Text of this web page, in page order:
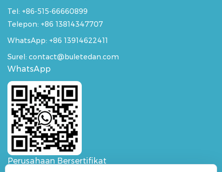
Tel: +86-515-66660899
Telepon: +86 13814347707
WhatsApp: +86 13914622411
Surel: contact@buletedan.com
WhatsApp
Perusahaan Bersertifikat